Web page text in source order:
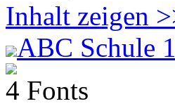
Inhalt zeigen
ABC Schule
4 Fonts